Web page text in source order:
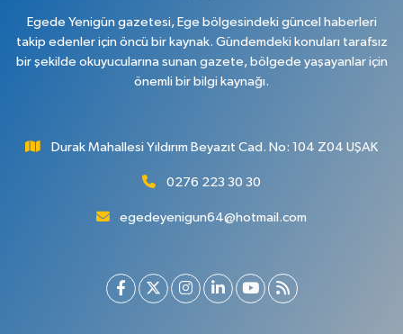
Egede Yenigün gazetesi, Ege bölgesindeki güncel haberleri
takip edenler için öncü bir kaynak. Gündemdeki konuları tarafsız
bir şekilde okuyucularına sunan gazete, bölgede yaşayanlar için
önemli bir bilgi kaynağı.
Durak Mahallesi Yıldırım Beyazıt Cad. No: 104 Z04 UŞAK
0276 223 30 30
egedeyenigun64@hotmail.com